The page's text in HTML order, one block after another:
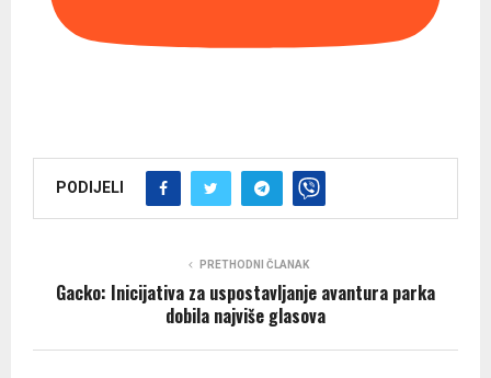
PODIJELI
PRETHODNI ČLANAK
Gacko: Inicijativa za uspostavljanje avantura parka
dobila najviše glasova